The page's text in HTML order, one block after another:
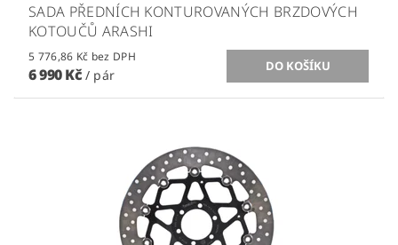
SADA PŘEDNÍCH KONTUROVANÝCH BRZDOVÝCH
KOTOUČŮ ARASHI
5 776,86 Kč bez DPH
6 990 Kč / pár